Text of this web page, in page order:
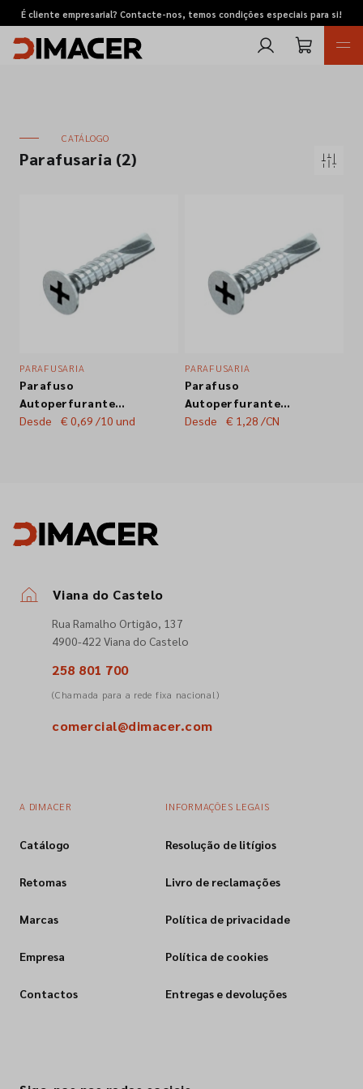
É cliente empresarial? Contacte-nos, temos condições especiais para si!
Pedidos de cotação
Marcas
Empresa
CATÁLOGO
Parafusaria (2)
PARAFUSARIA
Parafuso
Autoperfurante
Cabeça Chata Phillips
Desde € 0,69 /10 und
PARAFUSARIA
Parafuso
Autoperfurante
Cabeça Chata Phillips
Desde € 1,28 /CN
Viana do Castelo
Rua Ramalho Ortigão, 137
4900-422 Viana do Castelo
258 801 700
(Chamada para a rede fixa nacional)
comercial@dimacer.com
A DIMACER
Catálogo
Retomas
Marcas
Empresa
Contactos
INFORMAÇÕES LEGAIS
Resolução de litígios
Livro de reclamações
Política de privacidade
Política de cookies
Entregas e devoluções